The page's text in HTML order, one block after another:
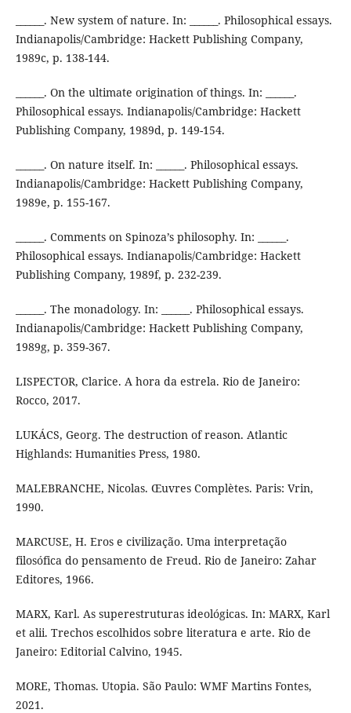
______. New system of nature. In: ______. Philosophical essays.
Indianapolis/Cambridge: Hackett Publishing Company,
1989c, p. 138-144.
______. On the ultimate origination of things. In: ______.
Philosophical essays. Indianapolis/Cambridge: Hackett
Publishing Company, 1989d, p. 149-154.
______. On nature itself. In: ______. Philosophical essays.
Indianapolis/Cambridge: Hackett Publishing Company,
1989e, p. 155-167.
______. Comments on Spinoza’s philosophy. In: ______.
Philosophical essays. Indianapolis/Cambridge: Hackett
Publishing Company, 1989f, p. 232-239.
______. The monadology. In: ______. Philosophical essays.
Indianapolis/Cambridge: Hackett Publishing Company,
1989g, p. 359-367.
LISPECTOR, Clarice. A hora da estrela. Rio de Janeiro:
Rocco, 2017.
LUKÁCS, Georg. The destruction of reason. Atlantic
Highlands: Humanities Press, 1980.
MALEBRANCHE, Nicolas. Œuvres Complètes. Paris: Vrin,
1990.
MARCUSE, H. Eros e civilização. Uma interpretação
filosófica do pensamento de Freud. Rio de Janeiro: Zahar
Editores, 1966.
MARX, Karl. As superestruturas ideológicas. In: MARX, Karl
et alii. Trechos escolhidos sobre literatura e arte. Rio de
Janeiro: Editorial Calvino, 1945.
MORE, Thomas. Utopia. São Paulo: WMF Martins Fontes,
2021.